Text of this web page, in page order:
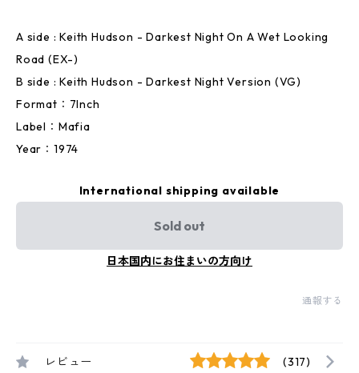
A side : Keith Hudson - Darkest Night On A Wet Looking
Road (EX-)
B side : Keith Hudson - Darkest Night Version (VG)
Format：7Inch
Label：Mafia
Year：1974
International shipping available
Sold out
日本国内にお住まいの方向け
通報する
レビュー (317)